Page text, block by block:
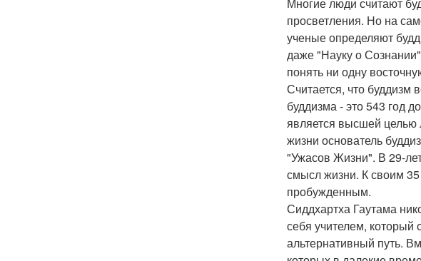
просветления. Но на
ученые определяют
даже "Науку о
понять ни одну
Считается, что буддизм
буддизма - это 543 год
является высшей целью
жизни основатель
"Ужасов Жизни". В 29-
смысл жизни. К своим 35
пробужденным.
Сиддхартха Гаутама
себя учителем, который
альтернативный путь.